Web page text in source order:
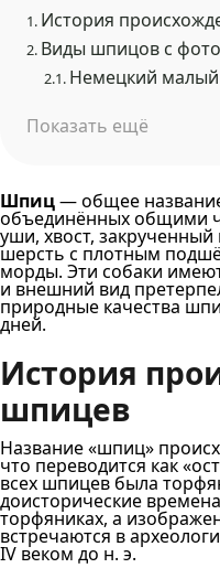
1. История
2. Виды шпицов с фото
2.1. Немецкий
Показать ещё
Шпиц— общее
объединённых общими
уши, хвост, закрученный
шерсть с плотным
морды. Эти собаки
и внешний вид
природные качества
дней.
История
шпицев
Название «шпиц»
что переводится как
всех шпицев была
доисторические
торфяниках, а
встречаются в
IV веком до н. э.